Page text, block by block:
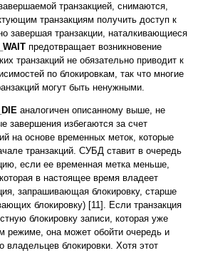
транзакцией, снимаются,
транзакциям получить доступ к
завершая транзакции, наталкивающиеся
предотвращает возникновение
транзакций не обязательно приводит к
по блокировкам, так что многие
могут быть ненужными.
аналогичен описанному выше, не
завершения избегаются за счет
на основе временных меток, которые
транзакций. СУБД ставит в очередь
если ее временная метка меньше,
в настоящее время владеет
запрашивающая блокировку, старше
блокировку) [11]. Если транзакция
блокировку записи, которая уже
режиме, она может обойти очередь и
владельцев блокировки. Хотя этот